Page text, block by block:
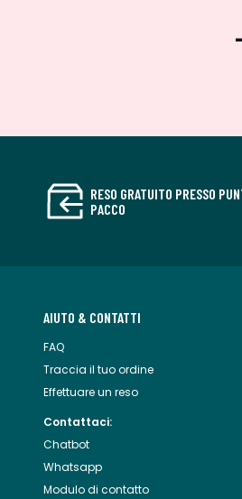
RESO GRATUITO PRESSO
PACCO
AIUTO & CONTATTI
FAQ
Traccia il tuo ordine
Effettuare un reso
Contattaci:
Chatbot
Whatsapp
Modulo di contatto